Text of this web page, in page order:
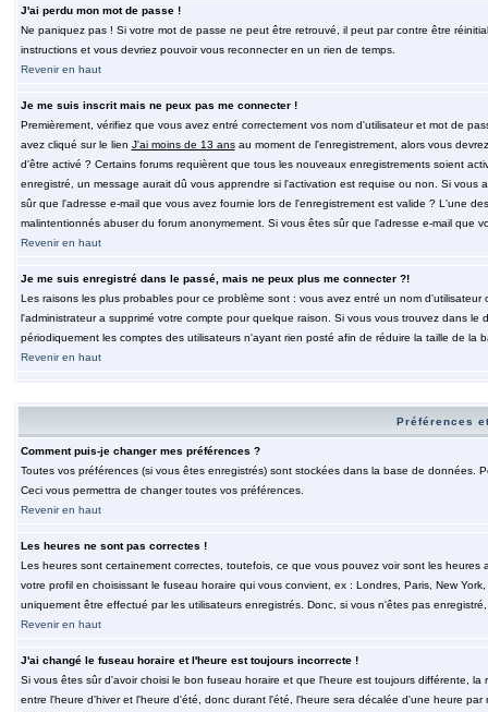
J'ai perdu mon mot de passe !
Ne paniquez pas ! Si votre mot de passe ne peut être retrouvé, il peut par contre être
instructions et vous devriez pouvoir vous reconnecter en un rien de temps.
Revenir en haut
Je me suis inscrit mais ne peux pas me connecter !
Premièrement, vérifiez que vous avez entré correctement vos nom d'utilisateur et mot de
avez cliqué sur le lien J'ai moins de 13 ansau moment de l'enregistrement, alors vous
d'être activé ? Certains forums requièrent que tous les nouveaux enregistrements soient
enregistré, un message aurait dû vous apprendre si l'activation est requise ou non. Si
sûr que l'adresse e-mail que vous avez fournie lors de l'enregistrement est valide ? L'une
malintentionnés abuser du forum anonymement. Si vous êtes sûr que l'adresse e-mail que
Revenir en haut
Je me suis enregistré dans le passé, mais ne peux plus me connecter ?!
Les raisons les plus probables pour ce problème sont : vous avez entré un nom
l'administrateur a supprimé votre compte pour quelque raison. Si vous vous trouvez dans
périodiquement les comptes des utilisateurs n'ayant rien posté afin de réduire la taille de
Revenir en haut
Préférences
Comment puis-je changer mes préférences ?
Toutes vos préférences (si vous êtes enregistrés) sont stockées dans la base de données.
Ceci vous permettra de changer toutes vos préférences.
Revenir en haut
Les heures ne sont pas correctes !
Les heures sont certainement correctes, toutefois, ce que vous pouvez voir sont les
votre profil en choisissant le fuseau horaire qui vous convient, ex : Londres, Paris, New
uniquement être effectué par les utilisateurs enregistrés. Donc, si vous n'êtes pas
Revenir en haut
J'ai changé le fuseau horaire et l'heure est toujours incorrecte !
Si vous êtes sûr d'avoir choisi le bon fuseau horaire et que l'heure est toujours différente,
entre l'heure d'hiver et l'heure d'été, donc durant l'été, l'heure sera décalée d'une heure par